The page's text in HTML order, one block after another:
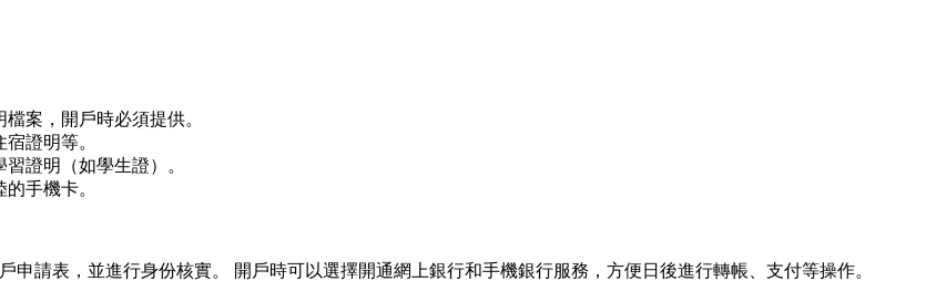
案，開戶時必須提供。
證明等。
證明（如學生證）。
手機卡。
請表，並進行身份核實。 開戶時可以選擇開通網上銀行和手機銀行服務，方便日後進行轉帳、支付等操作。